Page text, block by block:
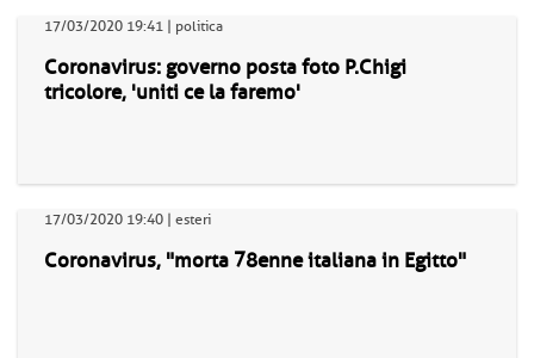
17/03/2020 19:41 | politica
Coronavirus: governo posta foto P.Chigi
tricolore, 'uniti ce la faremo'
17/03/2020 19:40 | esteri
Coronavirus, "morta 78enne italiana in Egitto"